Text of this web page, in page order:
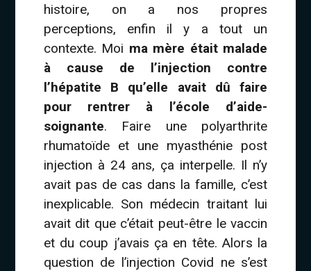
histoire, on a nos propres
perceptions, enfin il y a tout un
contexte. Moi ma mère était malade
à cause de l’injection contre
l’hépatite B qu’elle avait dû faire
pour rentrer à l’école d’aide-
soignante. Faire une polyarthrite
rhumatoïde et une myasthénie post
injection à 24 ans, ça interpelle. Il n’y
avait pas de cas dans la famille, c’est
inexplicable. Son médecin traitant lui
avait dit que c’était peut-être le vaccin
et du coup j’avais ça en tête. Alors la
question de l’injection Covid ne s’est